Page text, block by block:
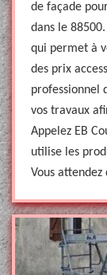
de façade
dans le
qui permet à
des prix
professionnel
vos travaux
Appelez EB
utilise les
Vous attendez